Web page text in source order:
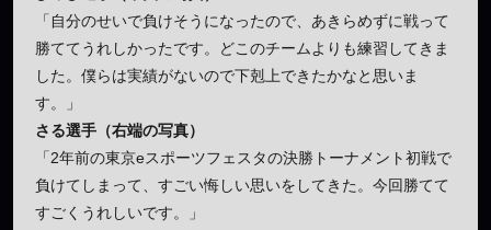
「自分のせいで負けそうになったので、あきらめずに戦って
勝ててうれしかったです。どこのチームよりも練習してきま
した。僕らは実績がないので下剋上できたかなと思いま
す。」
さる選手（右端の写真）
「2年前の東京eスポーツフェスタの決勝トーナメント初戦で
負けてしまって、すごい悔しい思いをしてきた。今回勝てて
すごくうれしいです。」